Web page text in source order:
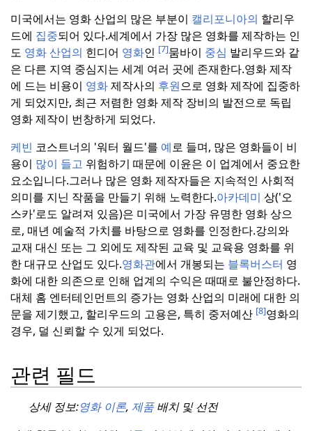
미국에서는 영화 산업의 많은 부분이 캘리포니아의 할리우
드에 집중되어 있다.세계에서 가장 많은 영화를 제작하는 인
도 영화 산업의 힌디어 영화인 [7]뭄바이 중심 발리우드와 같
은 다른 지역 중심지는 세계 여러 곳에 존재한다.영화 제작
에 드는 비용이 영화제작사의 후원으로 영화 제작에 집중하
게 되었지만, 최근 저렴한 영화 제작 장비의 발전으로 독립
영화 제작이 번창하게 되었다.
케빈 코스트너의 '워터 월드'를 예로 들며, 많은 영화들이 비
용이 많이 들고 위험하기 때문에 이윤은 이 업계에서 중요한
요소입니다.그러나 많은 영화 제작자들은 지속적인 사회적
의미를 지닌 작품을 만들기 위해 노력한다.아카데미 상('오
스카'로도 알려져 있음)은 미국에서 가장 유명한 영화 상으
로, 매년 예술적 가치를 바탕으로 영화를 인정한다.강의와
교재 대신 또는 그 외에도 제작된 교육 및 교육용 영화를 위
한 대규모 산업도 있다.영화관에서 개봉되는 블록버스터 영
화에 대한 의존으로 인해 업계의 수익은 때때로 불안정하다.
대체 홈 엔터테인먼트의 증가는 영화 산업의 미래에 대한 의
문을 제기했고, 할리우드의 고용은, 특히 중저예산 [8]영화의
경우, 덜 신뢰할 수 있게 되었다.
관련 필드
상세 정보:영화 이론, 제품배치 및 선전